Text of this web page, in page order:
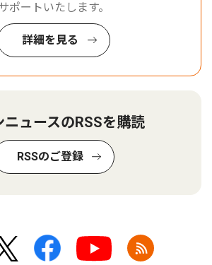
ポートいたします。
詳細を見る
ニュースのRSSを購読
RSSのご登録